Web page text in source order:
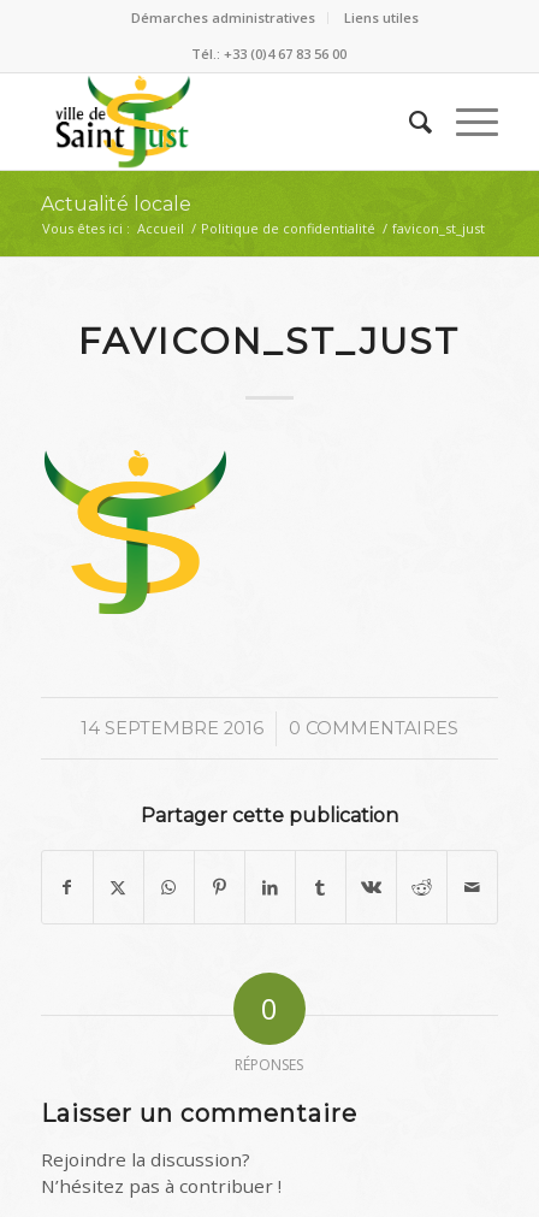
Démarches administratives
Liens utiles
Tél.: +33 (0)4 67 83 56 00
Actualité locale
Vous êtes ici : Accueil / Politique de confidentialité / favicon_st_just
FAVICON_ST_JUST
14 SEPTEMBRE 2016
/ 0 COMMENTAIRES
Partager cette publication
0
RÉPONSES
Laisser un commentaire
Rejoindre la discussion?
N’hésitez pas à contribuer !